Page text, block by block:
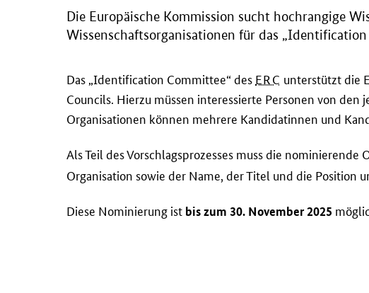
Die Europäische Kommission sucht hochrangige
Wissenschaftsorganisationen für das „Identification
Das „Identification Committee“ des ERC unterstütztdie
Councils. Hierzu müssen interessierte Personen von
Organisationen können mehrere Kandidatinnen und
Als Teil des Vorschlagsprozesses muss die nominierende
Organisation sowie der Name, der Titel und die Position
Diese Nominierung ist bis zum 30. November 2025